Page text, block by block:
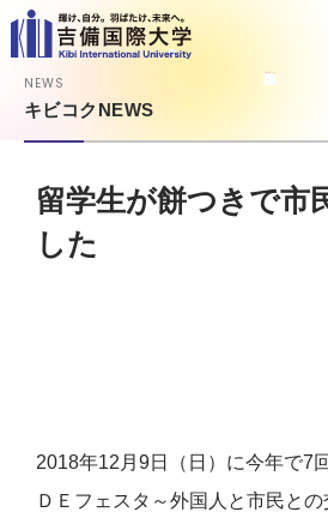
NEWS
キビコクNEWS
留学生が餅つきで市
した
2018年12月9日（日）に今年で7
ＤＥフェスタ～外国人と市民と